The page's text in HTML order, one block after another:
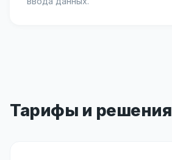
Тарифы и решения